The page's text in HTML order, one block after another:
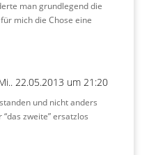
man grundlegend die
mich die Chose eine
22.05.2013 um 21:20
und nicht anders
zweite” ersatzlos